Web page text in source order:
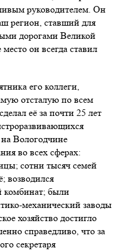
руководителем. Он
регион, ставший для
дорогами Великой
он всегда ставил
его коллеги,
отсталую по всем
её за почти 25 лет
Вологодчине
во всех сферах:
сотни тысяч семей
возводился
комбинат; были
механический заводы
хозяйство достигло
справедливо, что за
секретаря